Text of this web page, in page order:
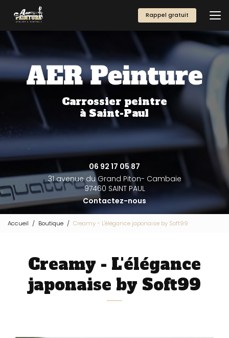
contenu
principal
Rappel gratuit
Carrossier peintre
à Saint-Paul
06 92 17 05 87
31 avenue du Grand Piton- Cambaie
97460 SAINT PAUL
Contactez-nous
Accueil Boutique Creamy - L'élégance japonaise by Soft99
Creamy - L'élégance
japonaise by Soft99